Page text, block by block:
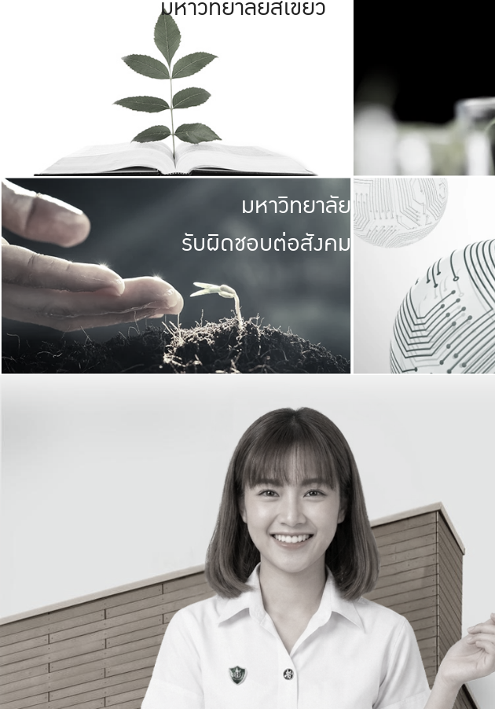
มหาวิทยาลัยสีเขียว
มหาวิทยาลัย
รับผิดชอบต่อสังคม